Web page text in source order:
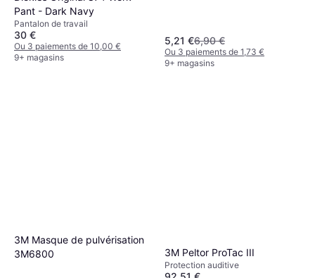
Pant - Dark Navy
Pantalon de travail
30 €
Ou 3 paiements de 10,00 €
9+ magasins
5,21 €6,90 €
Ou 3 paiements de 1,73 €
9+ magasins
3M Masque de pulvérisation
3M6800
3M Peltor ProTac III
Protection auditive